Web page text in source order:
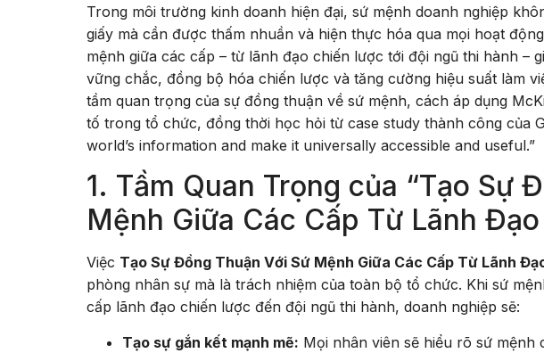
Trong môi trường kinh doanh hiện đại, sứ mệnh doanh nghiệp
giấy mà cần được thấm nhuần và hiện thực hóa qua mọi hoạt
mệnh giữa các cấp – từ lãnh đạo chiến lược tới đội ngũ thi hành –
vững chắc, đồng bộ hóa chiến lược và tăng cường hiệu suất làm
tầm quan trọng của sự đồng thuận về sứ mệnh, cách áp dụng
tố trong tổ chức, đồng thời học hỏi từ case study thành công của
world’s information and make it universally accessible and useful.”
1. Tầm Quan Trọng của “Tạo Sự
Mệnh Giữa Các Cấp Từ Lãnh
Việc Tạo Sự Đồng Thuận Với Sứ Mệnh Giữa Các Cấp Từ Lãnh
phòng nhân sự mà là trách nhiệm của toàn bộ tổ chức. Khi sứ
cấp lãnh đạo chiến lược đến đội ngũ thi hành, doanh nghiệp sẽ:
Tạo sự gắn kết mạnh mẽ: Mọi nhân viên sẽ hiểu rõ sứ mệnh